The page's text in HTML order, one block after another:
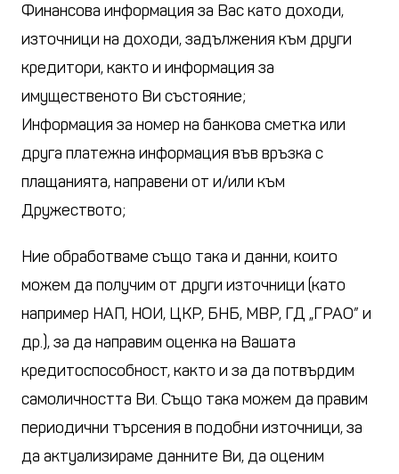
Финансова информация за Вас като доходи,
източници на доходи, задължения към други
кредитори, както и информация за
имущественото Ви състояние;
Информация за номер на банкова сметка или
друга платежна информация във връзка с
плащанията, направени от и/или към
Дружеството;
Ние обработваме също така и данни, които
можем да получим от други източници (като
например НАП, НОИ, ЦКР, БНБ, МВР, ГД „ГРАО” и
др.), за да направим оценка на Вашата
кредитоспособност, както и за да потвърдим
самоличността Ви. Също така можем да правим
периодични търсения в подобни източници, за
да актуализираме данните Ви, да оценим